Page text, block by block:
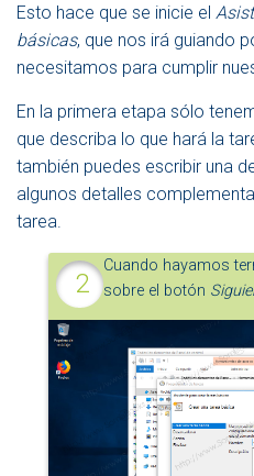
Esto hace que se inicie el
básicas, que nos irá guiando
necesitamos para cumplir
En la primera etapa sólo
que describa lo que hará la
también puedes escribir una
algunos detalles
tarea.
Cuando hayamos
sobre el botón